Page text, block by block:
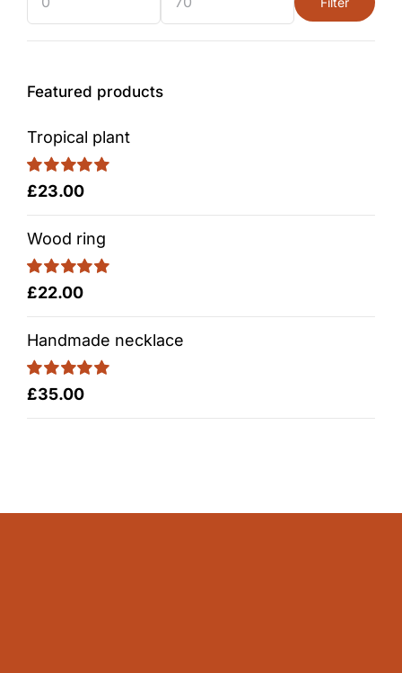
price
price
Featured products
Tropical plant
Rated5.00
£23.00
Wood ring
Rated5.00
£22.00
Handmade necklace
Rated5.00
£35.00